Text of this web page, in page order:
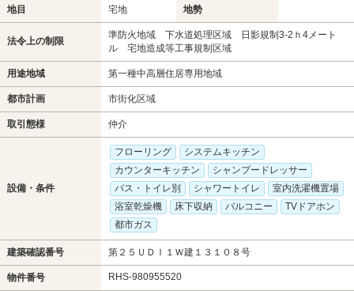
地目 宅地 地勢
法令上の制限
準防火地域 下水道処理区域 日影規制3-2ｈ4メート
ル 宅地造成等工事規制区域
用途地域 第一種中高層住居専用地域
都市計画 市街化区域
取引態様 仲介
設備・条件
フローリング
システムキッチン
カウンターキッチン
シャンプードレッサー
バス・トイレ別
シャワートイレ
室内洗濯機置場
浴室乾燥機
床下収納 バルコニー
TVドアホン
都市ガス
建築確認番号 第２５ＵＤＩ１Ｗ建１３１０８号
物件番号 RHS-980955520